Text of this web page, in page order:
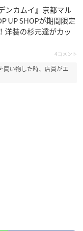
ンカムイ』京都マル
UP SHOPが期間限定
洋装の杉元達がカッ
4コメント
買い物した時、店員がエ